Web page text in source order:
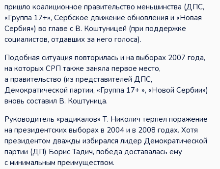
пришло коалиционное правительство меньшинства (ДПС,
«Группа 17+», Сербское движение обновления и «Новая
Сербия») во главе с В. Коштуницей (при поддержке
социалистов, отдавших за него голоса).
Подобная ситуация повторилась и на выборах 2007 года,
на которых СРП также заняла первое место,
а правительство (из представителей ДПС,
Демократической партии, «Группа 17+ », «Новой Сербии»)
вновь составил В. Коштуница.
Руководитель «радикалов» Т. Николич терпел поражение
на президентских выборах в 2004 и в 2008 годах. Хотя
президентом дважды избирался лидер Демократической
партии (ДП) Борис Тадич, победа доставалась ему
с минимальным преимуществом.